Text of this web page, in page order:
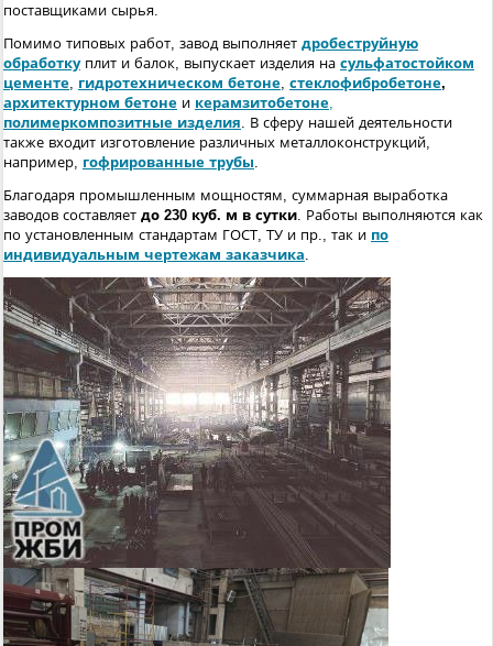
поставщиками сырья.
Помимо типовых работ, завод выполняет дробеструйную
обработкуплит и балок, выпускает изделия на сульфатостойком
цементе, гидротехническом бетоне, стеклофибробетоне,
архитектурном бетоне и керамзитобетоне,
полимеркомпозитные изделия. В сферу нашей деятельности
также входит изготовление различных металлоконструкций,
например, гофрированные трубы.
Благодаря промышленным мощностям, суммарная выработка
заводов составляет до 230 куб. м в сутки. Работы выполняются как
по установленным стандартам ГОСТ, ТУ и пр., так и по
индивидуальным чертежам заказчика.